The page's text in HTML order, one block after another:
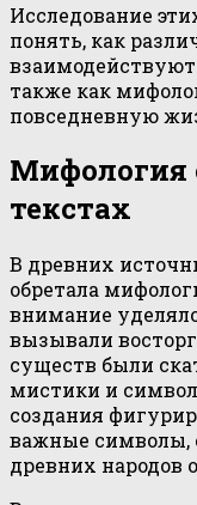
Исследование
понять, как
также как
повседневную
Мифология
текстах
В древних
обретала
внимание
вызывали
существ были
мистики и
создания
важные символы,
древних народов